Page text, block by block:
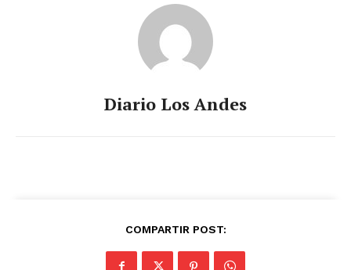
Diario Los Andes
COMPARTIR POST: